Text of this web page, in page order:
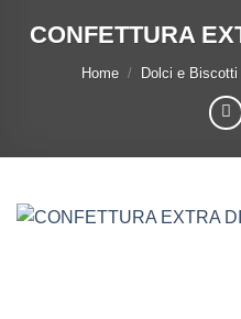
CONFETTURA
Home / Dolci e Biscotti